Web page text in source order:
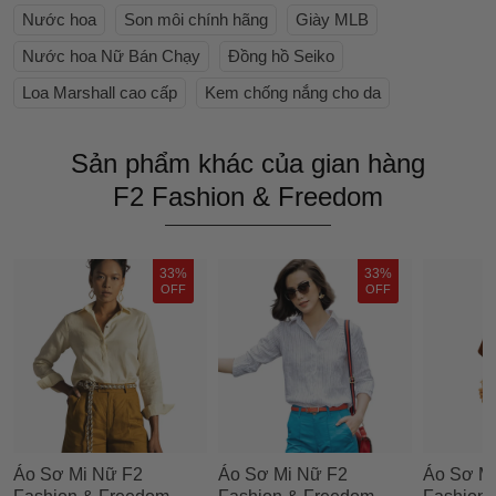
Nước hoa Son môi chính hãng
Giày MLB
Nước hoa Nữ Bán Chạy
Đồng hồ Seiko
Loa Marshall cao cấp
Kem chống nắng cho da
Sản phẩm khác của gian hàng
F2 Fashion & Freedom
33%
OFF
Áo Sơ Mi Nữ F2
33%
OFF
Áo Sơ Mi Nữ F2
Áo Sơ